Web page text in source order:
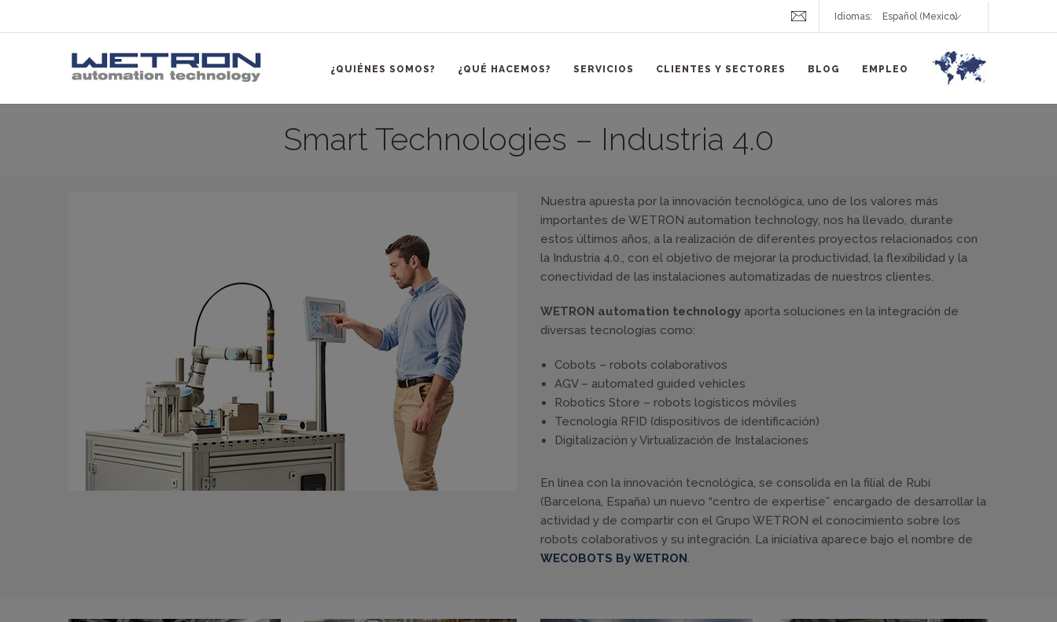
Idiomas:
¿QUIÉNES SOMOS? ¿QUÉ HACEMOS? SERVICIOS CLIENTES Y SECTORES BLOG EMPLEO
Smart Technologies – Industria 4.0
Nuestra apuesta por la innovación tecnológica, uno de los valores más
importantes de WETRON automation technology, nos ha llevado, durante
estos últimos años, a la realización de diferentes proyectos relacionados con
la Industria 4.0., con el objetivo de mejorar la productividad, la flexibilidad y la
conectividad de las instalaciones automatizadas de nuestros clientes.
WETRON automation technology aporta soluciones en la integración de
diversas tecnologías como:
Cobots – robots colaborativos
AGV – automated guided vehicles
Robotics Store – robots logísticos móviles
Tecnología RFID (dispositivos de identificación)
Digitalización y Virtualización de Instalaciones
En línea con la innovación tecnológica, se consolida en la filial de Rubí
(Barcelona, España) un nuevo “centro de expertise” encargado de desarrollar la
actividad y de compartir con el Grupo WETRON el conocimiento sobre los
robots colaborativos y su integración. La iniciativa aparece bajo el nombre de
WECOBOTS By WETRON.